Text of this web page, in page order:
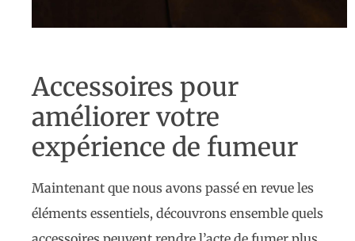
Accessoires pour
améliorer votre
expérience de fumeur
Maintenant que nous avons passé en revue les
éléments essentiels, découvrons ensemble quels